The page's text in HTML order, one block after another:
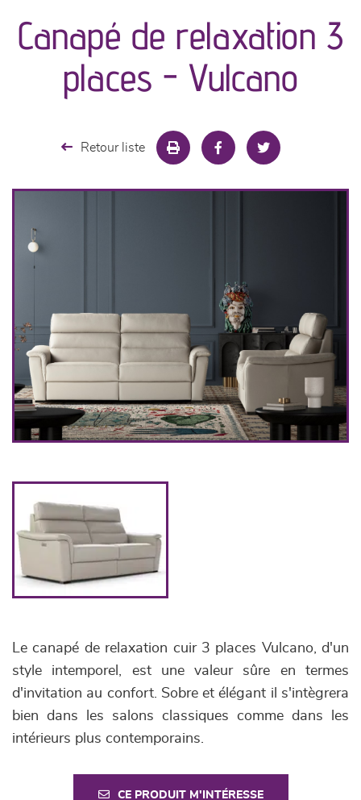
séjours
meubles de complément
Canapé de relaxation 3
places - Vulcano
Retour liste
Le canapé de relaxation cuir 3 places Vulcano, d'un
style intemporel, est une valeur sûre en termes
d'invitation au confort. Sobre et élégant il s'intègrera
bien dans les salons classiques comme dans les
intérieurs plus contemporains.
CE PRODUIT M'INTÉRESSE